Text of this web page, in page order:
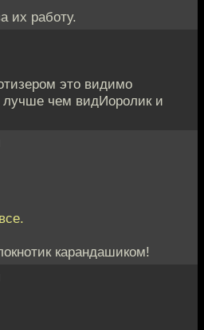
их работу.
это видимо
лучше чем видИоролик и
карандашиком!